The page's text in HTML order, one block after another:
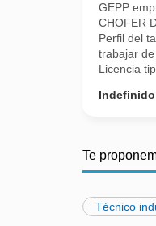
GEPP
CHOFER
Perfil del
trabajar
Licencia
Indefinido
Te
Técnico